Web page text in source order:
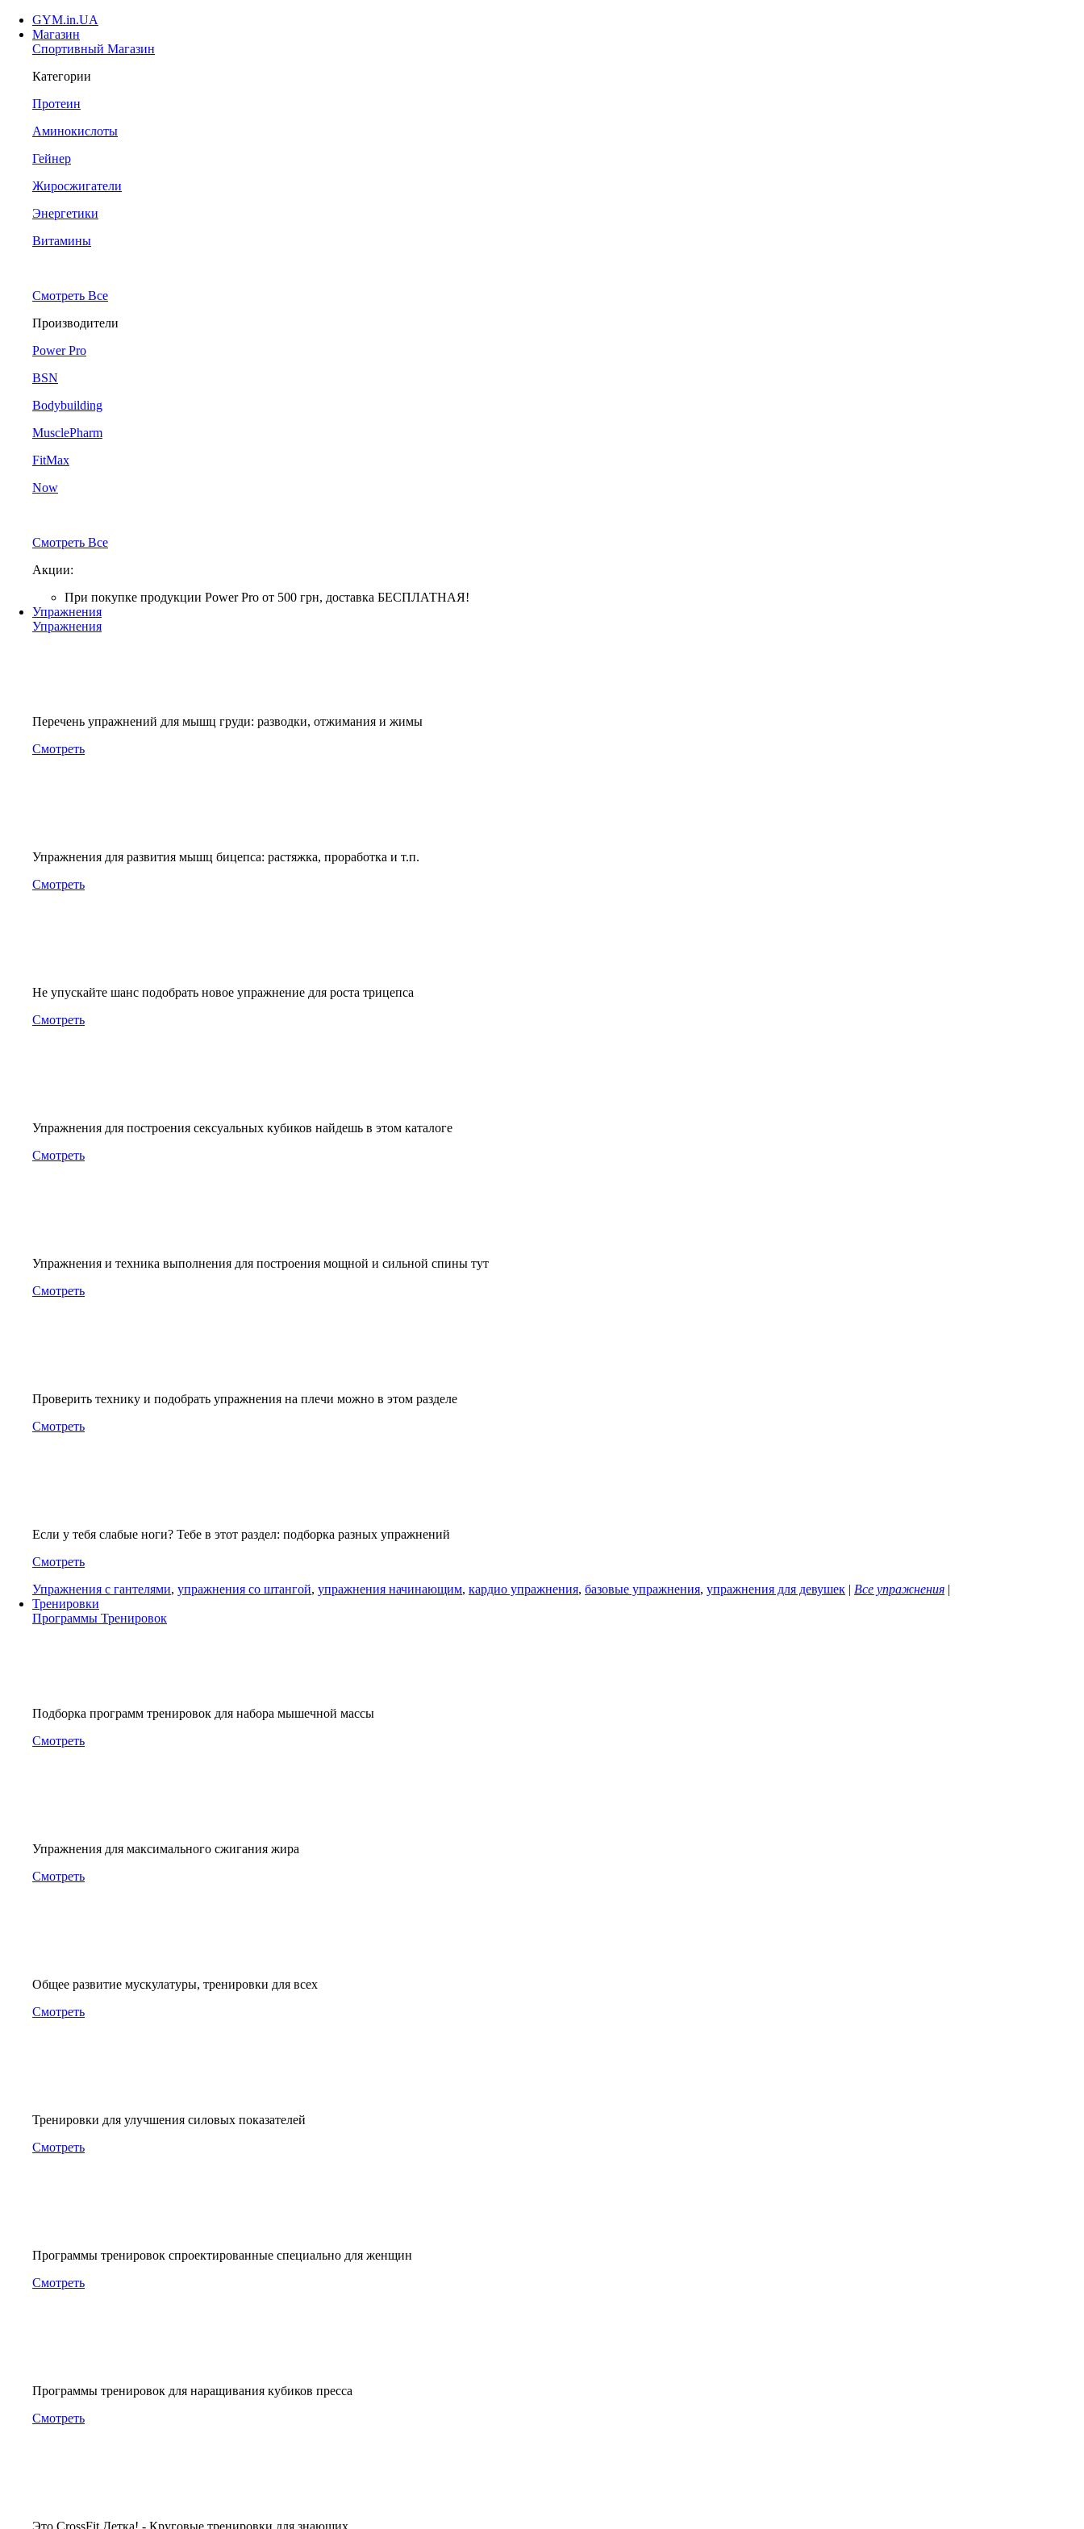
GYM.in.UA
Магазин
Спортивный Магазин
Категории
Протеин
Аминокислоты
Гейнер
Жиросжигатели
Энергетики
Витамины
Смотреть Все
Производители
Power Pro
BSN
Bodybuilding
MusclePharm
FitMax
Now
Смотреть Все
Акции:
При покупке продукции Power Pro от 500 грн, доставка БЕСПЛАТНАЯ!
Упражнения
Упражнения
Перечень упражнений для мышц груди: разводки, отжимания и жимы
Смотреть
Упражнения для развития мышц бицепса: растяжка, проработка и т.п.
Смотреть
Не упускайте шанс подобрать новое упражнение для роста трицепса
Смотреть
Упражнения для построения сексуальных кубиков найдешь в этом каталоге
Смотреть
Упражнения и техника выполнения для построения мощной и сильной спины тут
Смотреть
Проверить технику и подобрать упражнения на плечи можно в этом разделе
Смотреть
Если у тебя слабые ноги? Тебе в этот раздел: подборка разных упражнений
Смотреть
Упражнения с гантелями, упражнения со штангой, упражнения начинающим, кардио упражнения, базовые упражнения, упражнения для девушек | Все упражнения |
Тренировки
Программы Тренировок
Подборка программ тренировок для набора мышечной массы
Смотреть
Упражнения для максимального сжигания жира
Смотреть
Общее развитие мускулатуры, тренировки для всех
Смотреть
Тренировки для улучшения силовых показателей
Смотреть
Программы тренировок спроектированные специально для женщин
Смотреть
Программы тренировок для наращивания кубиков пресса
Смотреть
Это CrossFit Детка! - Круговые тренировки для знающих